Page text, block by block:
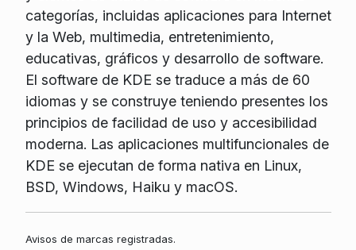
categorías, incluidas aplicaciones para Internet
y la Web, multimedia, entretenimiento,
educativas, gráficos y desarrollo de software.
El software de KDE se traduce a más de 60
idiomas y se construye teniendo presentes los
principios de facilidad de uso y accesibilidad
moderna. Las aplicaciones multifuncionales de
KDE se ejecutan de forma nativa en Linux,
BSD, Windows, Haiku y macOS.
Avisos de marcas registradas.